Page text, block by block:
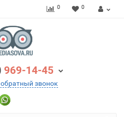
0 0
969-14-45
звонок